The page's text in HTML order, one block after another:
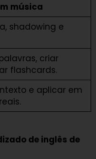
música
shadowing e
criar
flashcards.
e aplicar em
de inglês de